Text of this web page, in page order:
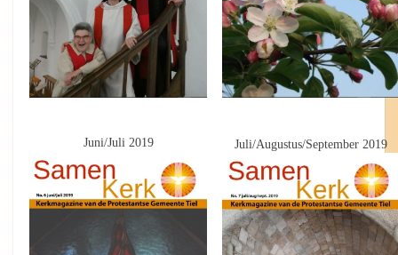
Juni/Juli 2019 Juli/Augustus/September 2019